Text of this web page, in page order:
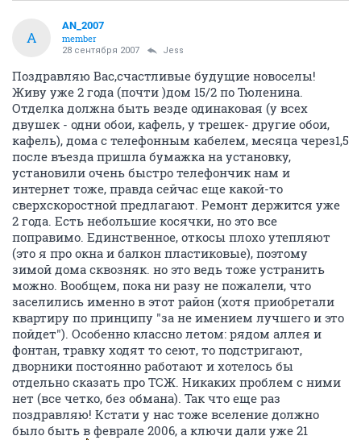
A
AN_2007
member
28 сентября 2007 Jess
Поздравляю Вас,счастливые будущие новоселы!
Живу уже 2 года (почти )дом 15/2 по Тюленина.
Отделка должна быть везде одинаковая (у всех
двушек - одни обои, кафель, у трешек- другие обои,
кафель), дома с телефонным кабелем, месяца через1,5
после въезда пришла бумажка на установку,
установили очень быстро телефончик нам и
интернет тоже, правда сейчас еще какой-то
сверхскоростной предлагают. Ремонт держится уже
2 года. Есть небольшие косячки, но это все
поправимо. Единственное, откосы плохо утепляют
(это я про окна и балкон пластиковые), поэтому
зимой дома сквозняк. но это ведь тоже устранить
можно. Вообщем, пока ни разу не пожалели, что
заселились именно в этот район (хотя приобретали
квартиру по принципу "за не имением лучшего и это
пойдет"). Особенно классно летом: рядом аллея и
фонтан, травку ходят то сеют, то подстригают,
дворники постоянно работают и хотелось бы
отдельно сказать про ТСЖ. Никаких проблем с ними
нет (все четко, без обмана). Так что еще раз
поздравляю! Кстати у нас тоже вселение должно
было быть в феврале 2006, а ключи дали уже 21